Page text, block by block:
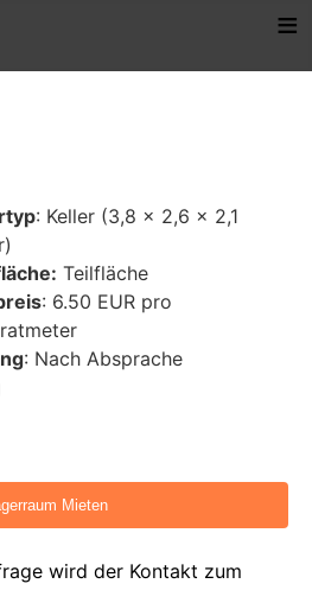
: Keller (3,8 x 2,6 x 2,1
Teilfläche
: 6.50 EUR pro
: Nach Absprache
wird der Kontakt zum